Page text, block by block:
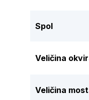
Spol
Veličina
Veličina